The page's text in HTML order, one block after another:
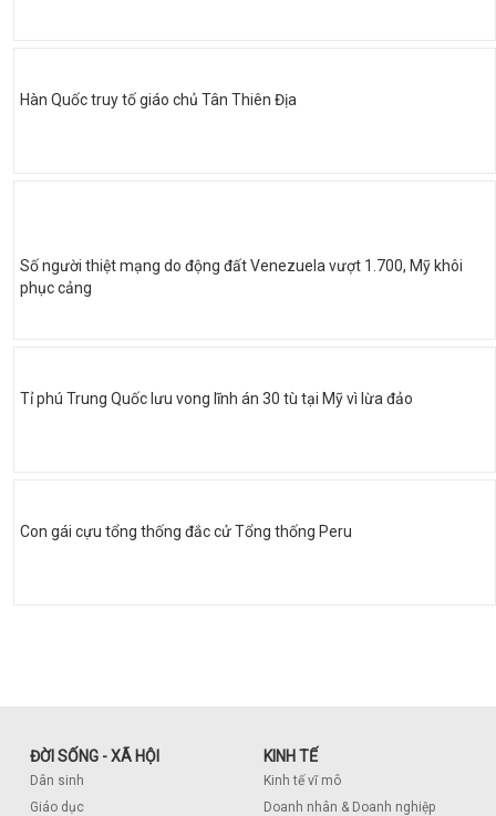
Hàn Quốc truy tố giáo chủ Tân Thiên Địa
Số người thiệt mạng do động đất Venezuela vượt 1.700, Mỹ khôi
phục cảng
Tỉ phú Trung Quốc lưu vong lĩnh án 30 tù tại Mỹ vì lừa đảo
Con gái cựu tổng thống đắc cử Tổng thống Peru
ĐỜI SỐNG - XÃ HỘI
Dân sinh
Giáo dục
KINH TẾ
Kinh tế vĩ mô
Doanh nhân & Doanh nghiệp